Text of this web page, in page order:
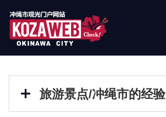
冲绳市旅游门户网站
旅游景点/冲绳市的经验